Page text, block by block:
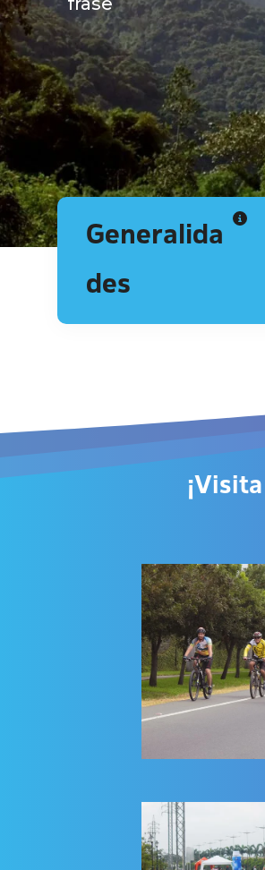
Generalida
des
¡Visita